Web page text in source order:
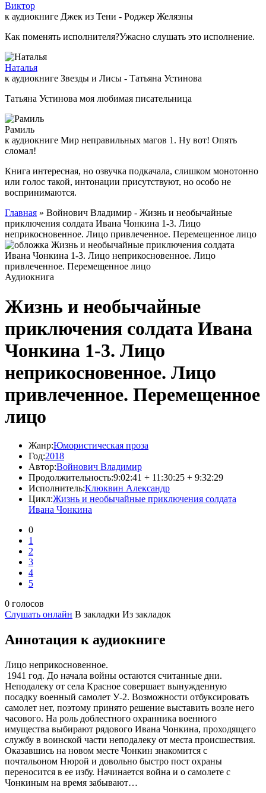
Виктор
к аудиокниге Джек из Тени - Роджер Желязны
Как поменять исполнителя?Ужасно слушать это исполнение.
Наталья
к аудиокниге Звезды и Лисы - Татьяна Устинова
Татьяна Устинова моя любимая писательница
Рамиль
к аудиокниге Мир неправильных магов 1. Ну вот! Опять
сломал!
Книга интересная, но озвучка подкачала, слишком монотонно
или голос такой, интонации присутствуют, но особо не
воспринимаются.
Главная » Войнович Владимир - Жизнь и необычайные
приключения солдата Ивана Чонкина 1-3. Лицо
неприкосновенное. Лицо привлеченное. Перемещенное лицо
Аудиокнига
Жизнь и необычайные
приключения солдата Ивана
Чонкина 1-3. Лицо
неприкосновенное. Лицо
привлеченное. Перемещенное
лицо
Жанр:Юмористическая проза
Год:2018
Автор:Войнович Владимир
Продолжительность:9:02:41 + 11:30:25 + 9:32:29
Исполнитель:Клюквин Александр
Цикл:Жизнь и необычайные приключения солдата
Ивана Чонкина
0
1
2
3
4
5
0 голосов
Слушать онлайн В закладки Из закладок
Аннотация к аудиокниге
Лицо неприкосновенное.
1941 год. До начала войны остаются считанные дни.
Неподалеку от села Красное совершает вынужденную
посадку военный самолет У-2. Возможности отбуксировать
самолет нет, поэтому принято решение выставить возле него
часового. На роль доблестного охранника военного
имущества выбирают рядового Ивана Чонкина, проходящего
службу в воинской части неподалеку от места происшествия.
Оказавшись на новом месте Чонкин знакомится с
почтальоном Нюрой и довольно быстро пост охраны
переносится в ее избу. Начинается война и о самолете с
Чонкиным на время забывают…